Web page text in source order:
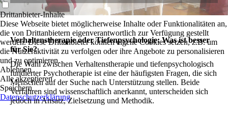
Verhaltenstherapie oder Tiefenpsychologie: Was ist besser
für Sie?
Die Wahl zwischen Verhaltenstherapie und tiefenpsychologisch
fundierter Psychotherapie ist eine der häufigsten Fragen, die sich
Menschen auf der Suche nach Unterstützung stellen. Beide
Verfahren sind wissenschaftlich anerkannt, unterscheiden sich
jedoch in Ansatz, Zielsetzung und Methodik.
Drittanbieter-Inhalte
Diese Webseite bietet möglicherweise Inhalte oder Funktionalitäten an,
die von Drittanbietern eigenverantwortlich zur Verfügung gestellt
werden. Diese Drittanbieter können eigene Cookies setzen, z.B. um
die Nutzeraktivität zu verfolgen oder ihre Angebote zu personalisieren
und zu optimieren.
Ablehnen
Alle akzeptieren
Speichern
Datenschutzerklärung